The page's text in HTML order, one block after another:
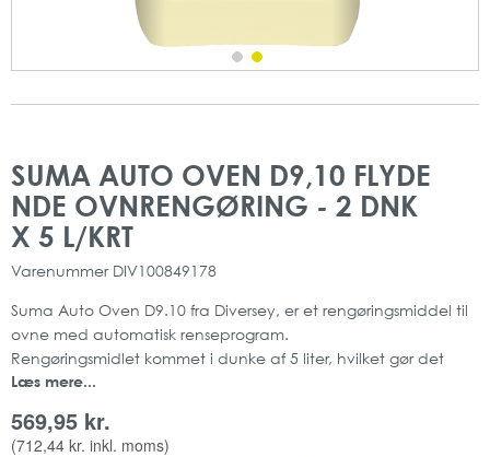
SUMA AUTO OVEN D9,10 FLYDE
NDE OVNRENGØRING - 2 DNK
X 5 L/KRT
Varenummer DIV100849178
Suma Auto Oven D9.10 fra Diversey, er et rengøringsmiddel til
ovne med automatisk renseprogram.
Rengøringsmidlet kommet i dunke af 5 liter, hvilket gør det
velegnet til steder, hvor rengøring af ovne forekommer ofte.
Læs mere...
569,95 kr.
(712,44 kr. inkl. moms)
slutningen
af
billedgalleriet
starten
af
billedgalleriet